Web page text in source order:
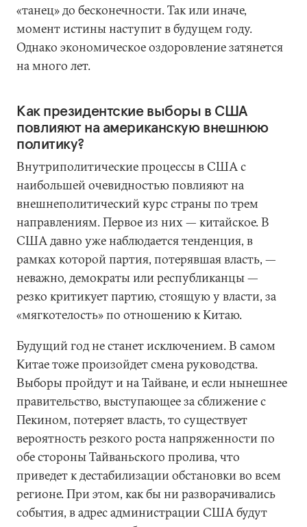
«танец» до бесконечности. Так или иначе,
момент истины наступит в будущем году.
Однако экономическое оздоровление затянется
на много лет.
Как президентские выборы в США
повлияют на американскую внешнюю
политику?
Внутриполитические процессы в США с
наибольшей очевидностью повлияют на
внешнеполитический курс страны по трем
направлениям. Первое из них — китайское. В
США давно уже наблюдается тенденция, в
рамках которой партия, потерявшая власть, —
неважно, демократы или республиканцы —
резко критикует партию, стоящую у власти, за
«мягкотелость» по отношению к Китаю.
Будущий год не станет исключением. В самом
Китае тоже произойдет смена руководства.
Выборы пройдут и на Тайване, и если нынешнее
правительство, выступающее за сближение с
Пекином, потеряет власть, то существует
вероятность резкого роста напряженности по
обе стороны Тайваньского пролива, что
приведет к дестабилизации обстановки во всем
регионе. При этом, как бы ни разворачивались
события, в адрес администрации США будут